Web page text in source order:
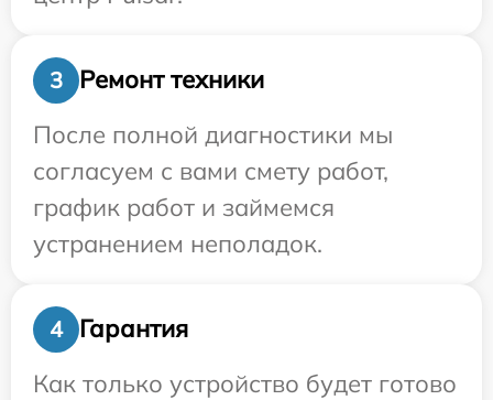
3
Ремонт техники
После полной диагностики мы
согласуем с вами смету работ,
график работ и займемся
устранением неполадок.
4
Гарантия
Как только устройство будет готово